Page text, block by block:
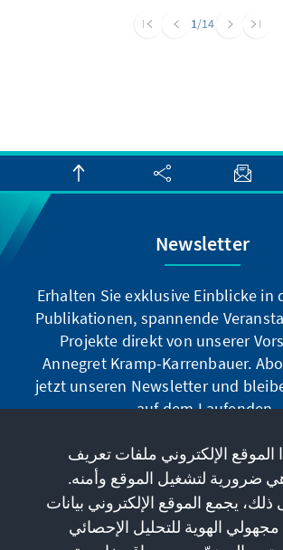
1/14
Newsletter
Erhalten Sie exklusive Einblicke in
Publikationen, spannende
Projekte direkt von unserer
Annegret Kramp-Karrenbauer.
jetzt unseren Newsletter und
auf dem Laufenden.
Jetzt abonnieren
الإلكتروني ملفات تعريف
ضرورية لتشغيل الموقع وأمنه.
ذلك، يجمع الموقع الإلكتروني بيانات
الهوية للتحليل الإحصائي